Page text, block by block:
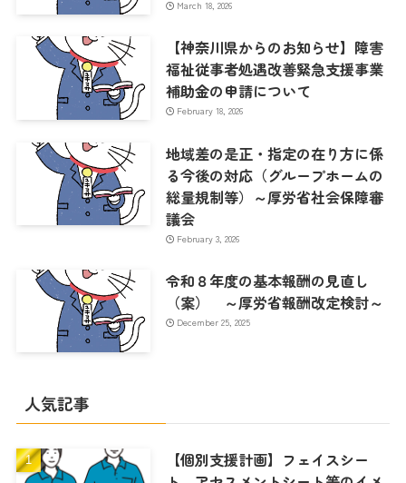
March 18, 2026
【神奈川県からのお知らせ】障害
福祉従事者処遇改善緊急支援事業
補助金の申請について
February 18, 2026
地域差の是正・指定の在り方に係
る今後の対応（グループホームの
総量規制等）～厚労省社会保障審
議会
February 3, 2026
令和８年度の基本報酬の見直し
（案） ～厚労省報酬改定検討～
December 25, 2025
人気記事
【個別支援計画】フェイスシー